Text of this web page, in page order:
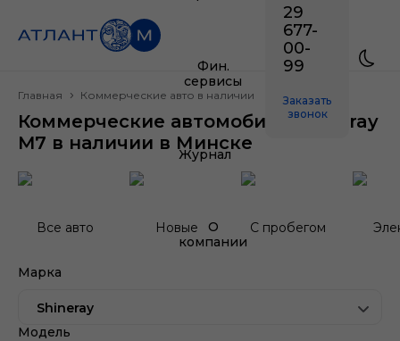
Фин.
сервисы
Журнал
О
компании
29
677-
00-
99
Заказать
звонок
Главная Коммерческие авто в наличии
Коммерческие автомобили Shineray
M7 в наличии в Минске
Все авто Новые С пробегом
Марка
Shineray
Модель